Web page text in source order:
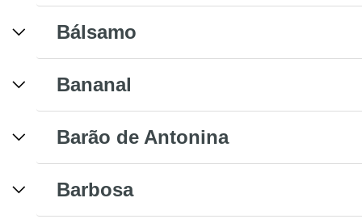
Bálsamo
Bananal
Barão de Antonina
Barbosa